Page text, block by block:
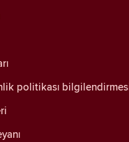
politikası